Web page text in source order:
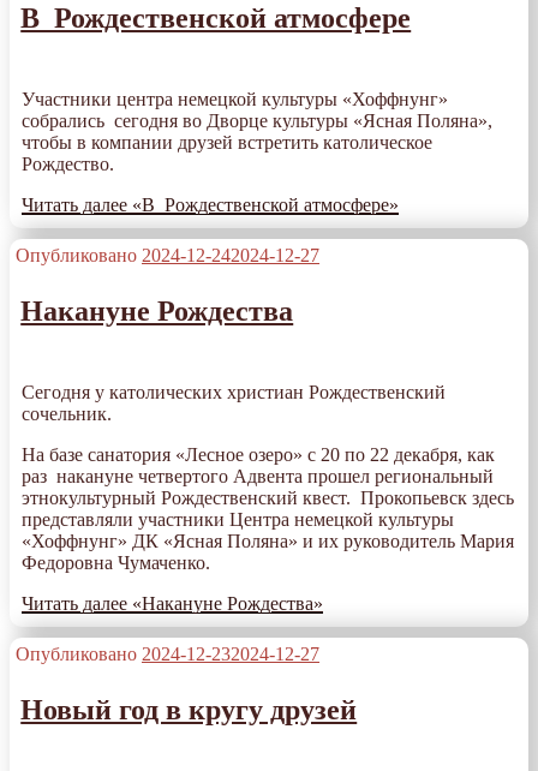
В Рождественской атмосфере
Участники центра немецкой культуры «Хоффнунг»
собрались сегодня во Дворце культуры «Ясная Поляна»,
чтобы в компании друзей встретить католическое
Рождество.
Читать далее «В Рождественской атмосфере»
Опубликовано 2024-12-242024-12-27
Накануне Рождества
Сегодня у католических христиан Рождественский
сочельник.
На базе санатория «Лесное озеро» с 20 по 22 декабря, как
раз накануне четвертого Адвента прошел региональный
этнокультурный Рождественский квест. Прокопьевск здесь
представляли участники Центра немецкой культуры
«Хоффнунг» ДК «Ясная Поляна» и их руководитель Мария
Федоровна Чумаченко.
Читать далее «Накануне Рождества»
Опубликовано 2024-12-232024-12-27
Новый год в кругу друзей